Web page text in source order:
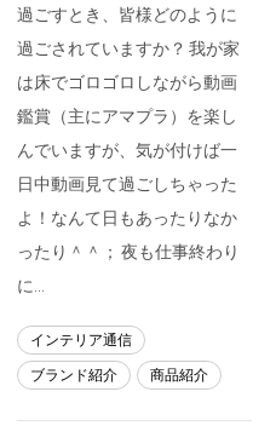
過ごすとき、皆様どのように
過ごされていますか？ 我が家
は床でゴロゴロしながら動画
鑑賞（主にアマプラ）を楽し
んでいますが、気が付けば一
日中動画見て過ごしちゃった
よ！なんて日もあったりなか
ったり＾＾； 夜も仕事終わり
に…
インテリア通信
ブランド紹介
商品紹介